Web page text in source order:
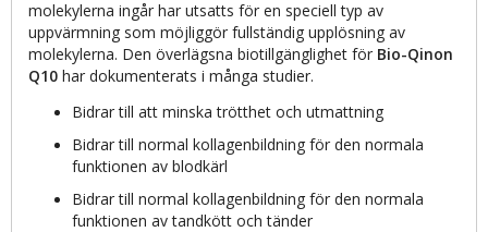
molekylerna ingår har utsatts för en speciell typ av
uppvärmning som möjliggör fullständig upplösning av
molekylerna. Den överlägsna biotillgänglighet för Bio-Qinon
Q10 har dokumenterats i många studier.
Bidrar till att minska trötthet och utmattning
Bidrar till normal kollagenbildning för den normala
funktionen av blodkärl
Bidrar till normal kollagenbildning för den normala
funktionen av tandkött och tänder